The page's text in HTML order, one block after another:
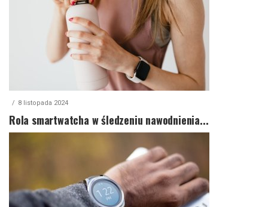
8 listopada 2024
Rola smartwatcha w śledzeniu nawodnienia...